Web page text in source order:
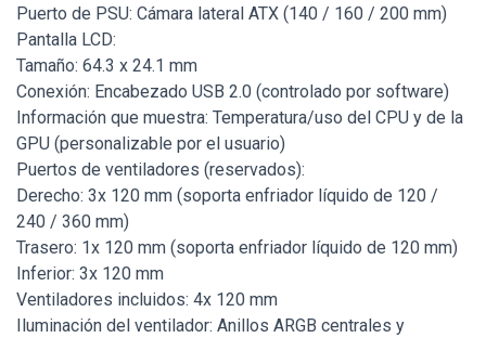
Puerto de PSU: Cámara lateral ATX (140 / 160 / 200 mm)
Pantalla LCD:
Tamaño: 64.3 x 24.1 mm
Conexión: Encabezado USB 2.0 (controlado por software)
Información que muestra: Temperatura/uso del CPU y de la
GPU (personalizable por el usuario)
Puertos de ventiladores (reservados):
Derecho: 3x 120 mm (soporta enfriador líquido de 120 /
240 / 360 mm)
Trasero: 1x 120 mm (soporta enfriador líquido de 120 mm)
Inferior: 3x 120 mm
Ventiladores incluidos: 4x 120 mm
Iluminación del ventilador: Anillos ARGB centrales y